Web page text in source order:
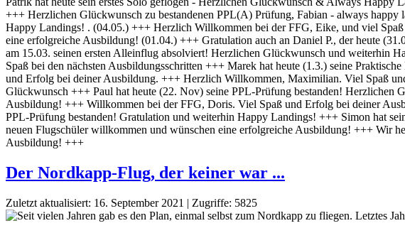
Der Nordkapp-Flug, der keiner war ...
Zuletzt aktualisiert: 16. September 2021 | Zugriffe: 5825